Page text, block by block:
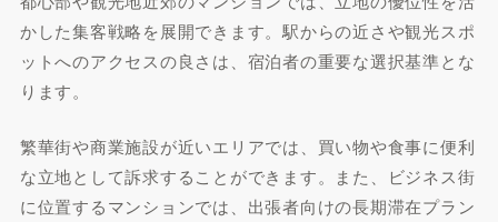
かした集客戦略を展開できます。駅からの近さや観光スポ
ットへのアクセスの良さは、宿泊者の重要な選択基準とな
ります。
繁華街や商業施設が近いエリアでは、買い物や食事に便利
な立地として訴求することができます。また、ビジネス街
に位置するマンションでは、出張者向けの長期滞在プラン